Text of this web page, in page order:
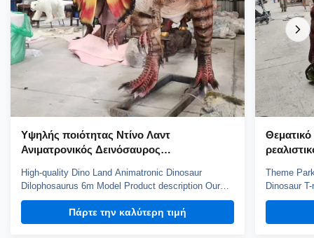
Υψηλής ποιότητας Ντίνο Λαντ
Ανιματρονικός Δεινόσαυρος
High-quality Dino Land Animatronic Dinosaur
Dilophosaurus 6m Model Product description Our
animatronic dinos adopt high density sponge,
national standerd steel, durable motors and elastic
fiber silicone skin. Waterproof, resistant to high
Πάρτε την καλύτερη τιμή
Theme
Dinosaur
fiber